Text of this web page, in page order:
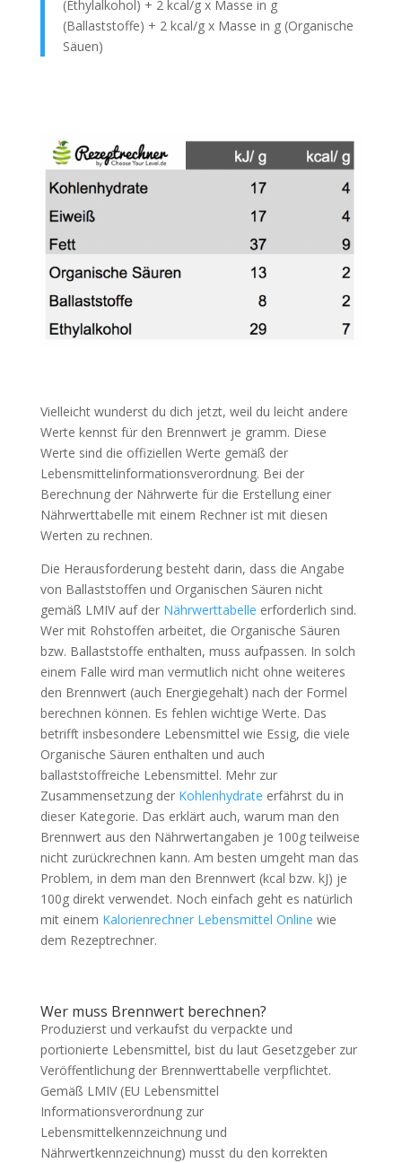
(Ethylalkohol) + 2 kcal/g x Masse in g
(Ballaststoffe) + 2 kcal/g x Masse in g (Organische
Säuen)
Vielleicht wunderst du dich jetzt, weil du leicht andere
Werte kennst für den Brennwert je gramm. Diese
Werte sind die offiziellen Werte gemäß der
Lebensmittelinformationsverordnung. Bei der
Berechnung der Nährwerte für die Erstellung einer
Nährwerttabelle mit einem Rechner ist mit diesen
Werten zu rechnen.
Die Herausforderung besteht darin, dass die Angabe
von Ballaststoffen und Organischen Säuren nicht
gemäß LMIV auf der Nährwerttabelle erforderlich sind.
Wer mit Rohstoffen arbeitet, die Organische Säuren
bzw. Ballaststoffe enthalten, muss aufpassen. In solch
einem Falle wird man vermutlich nicht ohne weiteres
den Brennwert (auch Energiegehalt) nach der Formel
berechnen können. Es fehlen wichtige Werte. Das
betrifft insbesondere Lebensmittel wie Essig, die viele
Organische Säuren enthalten und auch
ballaststoffreiche Lebensmittel. Mehr zur
Zusammensetzung der Kohlenhydrate erfährst du in
dieser Kategorie. Das erklärt auch, warum man den
Brennwert aus den Nährwertangaben je 100g teilweise
nicht zurückrechnen kann. Am besten umgeht man das
Problem, in dem man den Brennwert (kcal bzw. kJ) je
100g direkt verwendet. Noch einfach geht es natürlich
mit einem Kalorienrechner Lebensmittel Online wie
dem Rezeptrechner.
Wer muss Brennwert berechnen?
Produzierst und verkaufst du verpackte und
portionierte Lebensmittel, bist du laut Gesetzgeber zur
Veröffentlichung der Brennwerttabelle verpflichtet.
Gemäß LMIV (EU Lebensmittel
Informationsverordnung zur
Lebensmittelkennzeichnung und
Nährwertkennzeichnung) musst du den korrekten